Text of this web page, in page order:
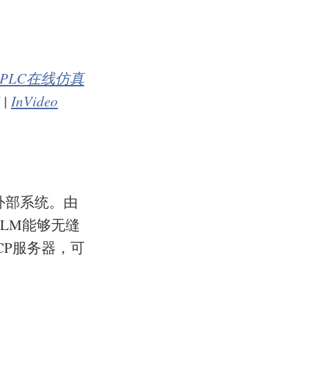
PLC在线仿真
| InVideo
系统。由
能够无缝
服务器，可